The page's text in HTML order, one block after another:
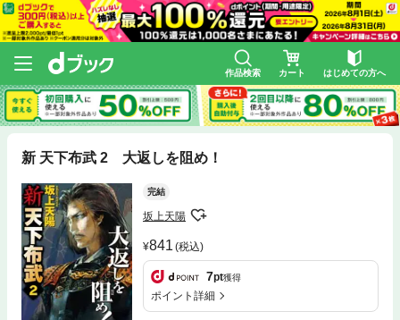
作品検索 カート はじめての方へ
新 天下布武 2 大返しを阻め！
完結
坂上天陽
841 (税込)
7pt獲得
ポイント詳細